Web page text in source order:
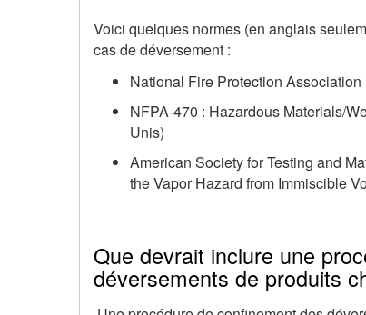
Voici quelques normes (en anglais
cas de déversement :
National Fire Protection
NFPA-470 : Hazardous Materials/
Unis)
American Society for Testing and
the Vapor Hazard from Immiscible
Que devrait inclure une
déversements de produits